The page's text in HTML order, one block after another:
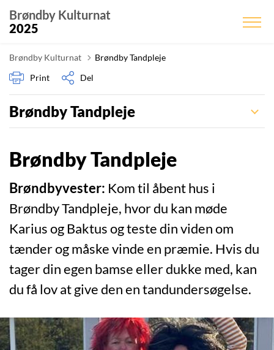
Brøndby Kulturnat
2025
Brøndby Kulturnat
Brøndby Tandpleje
Print
Del
Brøndby Tandpleje
Brøndby Tandpleje
Brøndbyvester: Kom til åbent hus i
Brøndby Tandpleje, hvor du kan møde
Karius og Baktus og teste din viden om
tænder og måske vinde en præmie. Hvis du
tager din egen bamse eller dukke med, kan
du få lov at give den en tandundersøgelse.